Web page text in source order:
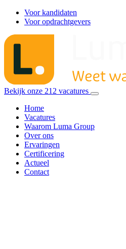
Voor kandidaten
Voor opdrachtgevers
Bekijk onze 212 vacatures
Home
Vacatures
Waarom Luma Group
Over ons
Ervaringen
Certificering
Actueel
Contact